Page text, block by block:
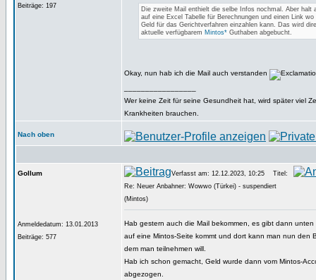
Beiträge: 197
Die zweite Mail enthielt die selbe Infos nochmal. Aber halt
auf eine Excel Tabelle für Berechnungen und einen Link
Geld für das Gerichtverfahren einzahlen kann. Das wird
aktuelle verfügbarem Mintos* Guthaben abgebucht.
Okay, nun hab ich die Mail auch verstanden
Wer keine Zeit für seine Gesundheit hat, wird später viel
Krankheiten brauchen.
Nach oben
Gollum
Anmeldedatum: 13.01.2013
Beiträge: 577
Verfasst am: 12.12.2023, 10:25
Titel:
Re: Neuer Anbahner: Wowwo (Türkei) - suspendiert
(Mintos)
Hab gestern auch die Mail bekommen, es gibt dann
auf eine Mintos-Seite kommt und dort kann man nun den
dem man teilnehmen will.
Hab ich schon gemacht, Geld wurde dann vom Mintos-
abgezogen.